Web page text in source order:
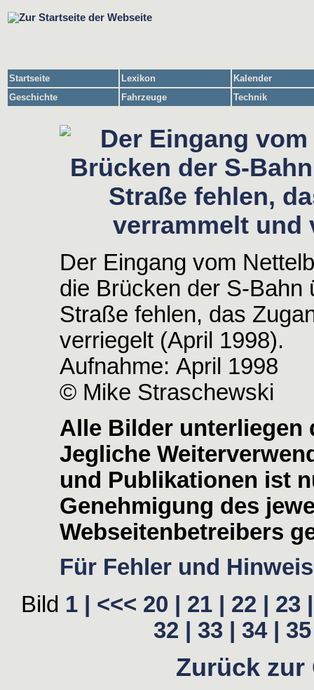
Startseite Lexikon
Kalender
Geschichte
Fahrzeuge Technik
Der Eingang vom
die Brücken der S-Bahn
Straße fehlen, das
verriegelt (April 1998).
Aufnahme: April 1998
© Mike Straschewski
Alle Bilder unterliegen
Jegliche
und Publikationen ist
Genehmigung des
Webseitenbetreibers
Für Fehler und
Bild 1 | <<< 20 | 21 | 22 |
23 |
32 |
33 | 34 |
Zurück zur